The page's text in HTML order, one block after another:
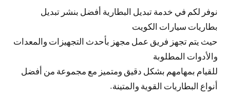
نوفر لكم في خدمة تبديل البطارية أفضل بنشر تبديل
بطاريات سيارات الكويت
حيث يتم تجهز فريق عمل مجهز بأحدث التجهيزات والمعدات
والأدوات المطلوبة
للقيام بمهامهم بشكل دقيق ومتميز مع مجموعة من أفضل
أنواع البطاريات القوية والمتينة.